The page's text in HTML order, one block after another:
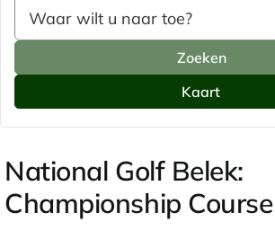
Zoeken
Kaart
National Golf Belek:
Championship Course